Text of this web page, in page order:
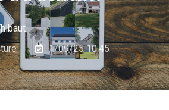
1/09/25 10:45